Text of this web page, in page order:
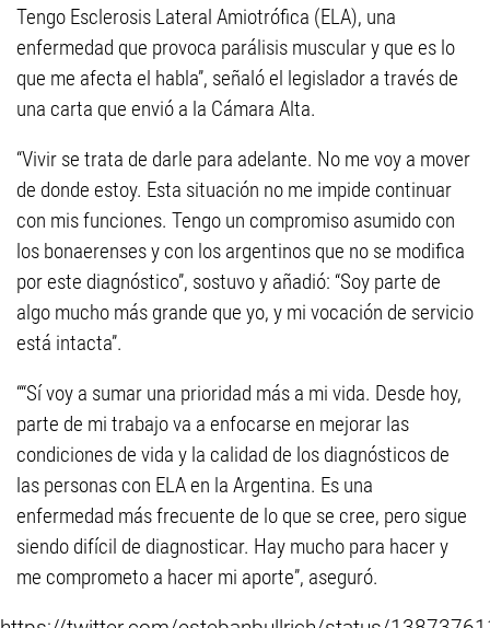
Tengo Esclerosis Lateral Amiotrófica (ELA), una
enfermedad que provoca parálisis muscular y que es lo
que me afecta el habla”, señaló el legislador a través de
una carta que envió a la Cámara Alta.
“Vivir se trata de darle para adelante. No me voy a mover
de donde estoy. Esta situación no me impide continuar
con mis funciones. Tengo un compromiso asumido con
los bonaerenses y con los argentinos que no se modifica
por este diagnóstico”, sostuvo y añadió: “Soy parte de
algo mucho más grande que yo, y mi vocación de servicio
está intacta”.
““Sí voy a sumar una prioridad más a mi vida. Desde hoy,
parte de mi trabajo va a enfocarse en mejorar las
condiciones de vida y la calidad de los diagnósticos de
las personas con ELA en la Argentina. Es una
enfermedad más frecuente de lo que se cree, pero sigue
siendo difícil de diagnosticar. Hay mucho para hacer y
me comprometo a hacer mi aporte”, aseguró.